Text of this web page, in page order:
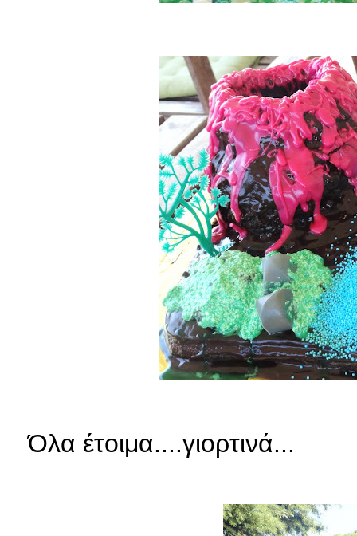
Όλα έτοιμα....γιορτινά...